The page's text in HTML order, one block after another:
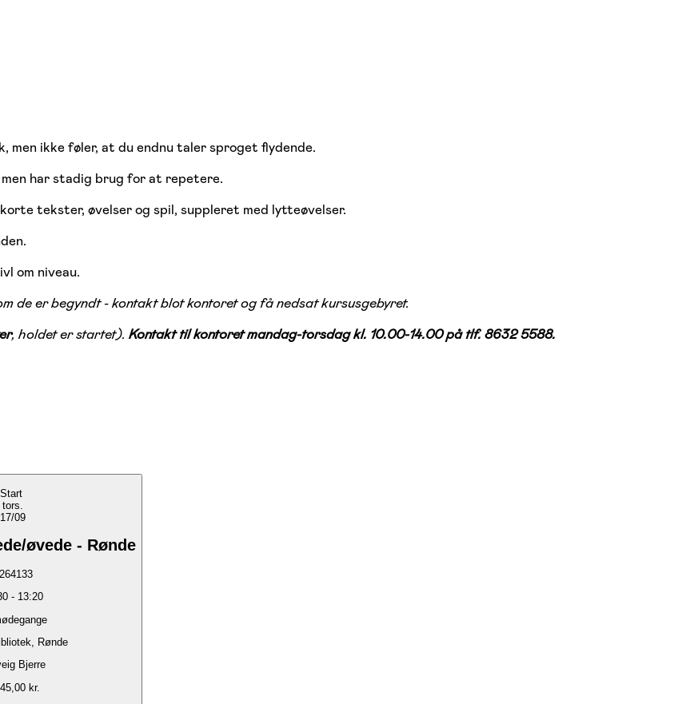
ikke føler, at du endnu taler sproget flydende.
har stadig brug for at repetere.
tekster, øvelser og spil, suppleret med lytteøvelser.
om niveau.
de er begyndt - kontakt blot kontoret og få nedsat kursusgebyret.
, holdet er startet). Kontakt til kontoret mandag-torsdag kl. 10.00-14.00 på tlf. 8632 5588.
Start
tors.
17/09
øvede - Rønde
- 13:20
Rønde
Bjerre
kr.